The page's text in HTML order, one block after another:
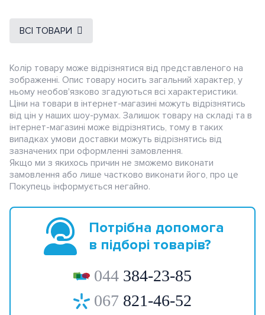
ВСІ ТОВАРИ
Колір товару може відрізнятися від представленого на
зображенні. Опис товару носить загальний характер, у
ньому необов'язково згадуються всі характеристики.
Ціни на товари в інтернет-магазині можуть відрізнятись
від цін у наших шоу-румах. Залишок товару на складі та в
інтернет-магазині може відрізнятись, тому в таких
випадках умови доставки можуть відрізнятись від
зазначених при оформленні замовлення.
Якщо ми з якихось причин не зможемо виконати
замовлення або лише частково виконати його, про це
Покупець інформується негайно.
Потрібна допомога
в підборі товарів?
044 384-23-85
067 821-46-52